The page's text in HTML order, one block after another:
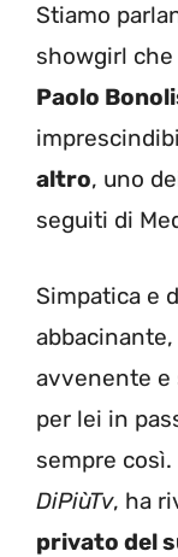
Stiamo
showgirl
Paolo
altro, uno
seguiti di
Simpatica e
avvenente e
per lei in
sempre
DiPiùTv, ha
privato del